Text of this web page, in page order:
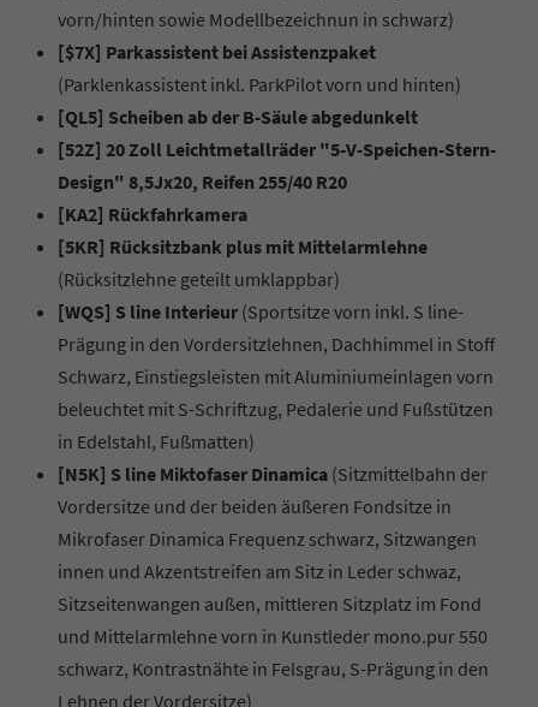
vorn/hinten sowie Modellbezeichnun in schwarz)
[$7X] Parkassistent bei Assistenzpaket
(Parklenkassistent inkl. ParkPilot vorn und hinten)
[QL5] Scheiben ab der B-Säule abgedunkelt
[52Z] 20 Zoll Leichtmetallräder "5-V-Speichen-Stern-
Design" 8,5Jx20, Reifen 255/40 R20
[KA2] Rückfahrkamera
[5KR] Rücksitzbank plus mit Mittelarmlehne
(Rücksitzlehne geteilt umklappbar)
[WQS] S line Interieur (Sportsitze vorn inkl. S line-
Prägung in den Vordersitzlehnen, Dachhimmel in Stoff
Schwarz, Einstiegsleisten mit Aluminiumeinlagen vorn
beleuchtet mit S-Schriftzug, Pedalerie und Fußstützen
in Edelstahl, Fußmatten)
[N5K] S line Miktofaser Dinamica (Sitzmittelbahn der
Vordersitze und der beiden äußeren Fondsitze in
Mikrofaser Dinamica Frequenz schwarz, Sitzwangen
innen und Akzentstreifen am Sitz in Leder schwaz,
Sitzseitenwangen außen, mittleren Sitzplatz im Fond
und Mittelarmlehne vorn in Kunstleder mono.pur 550
schwarz, Kontrastnähte in Felsgrau, S-Prägung in den
Lehnen der Vordersitze)